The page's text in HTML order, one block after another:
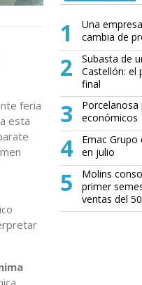
feria
esta
1
Una
cambia de
2
Subasta de
Castellón: el
final
3
Porcelanosa
económicos
4
Emac
en julio
5
Molins
primer
ventas del